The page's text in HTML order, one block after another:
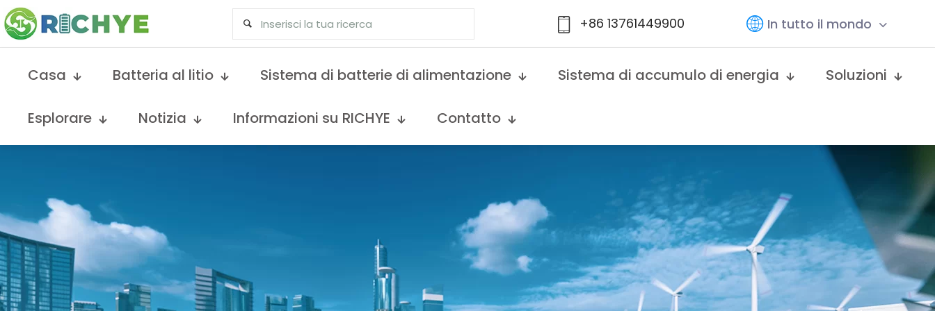
+86 13761449900 In tutto il mondo
Casa Batteria al litio Sistema di batterie di alimentazione Sistema di accumulo di energia Soluzioni
Esplorare Notizia Informazioni su RICHYE Contatto